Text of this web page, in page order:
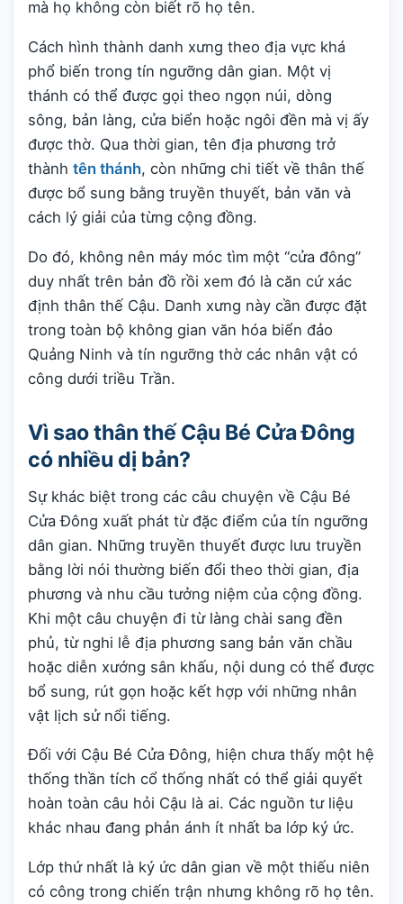
mà họ không còn biết rõ họ tên.
Cách hình thành danh xưng theo địa vực khá
phổ biến trong tín ngưỡng dân gian. Một vị
thánh có thể được gọi theo ngọn núi, dòng
sông, bản làng, cửa biển hoặc ngôi đền mà vị ấy
được thờ. Qua thời gian, tên địa phương trở
thành tên thánh, còn những chi tiết về thân thế
được bổ sung bằng truyền thuyết, bản văn và
cách lý giải của từng cộng đồng.
Do đó, không nên máy móc tìm một “cửa đông”
duy nhất trên bản đồ rồi xem đó là căn cứ xác
định thân thế Cậu. Danh xưng này cần được đặt
trong toàn bộ không gian văn hóa biển đảo
Quảng Ninh và tín ngưỡng thờ các nhân vật có
công dưới triều Trần.
Vì sao thân thế Cậu Bé Cửa Đông
có nhiều dị bản?
Sự khác biệt trong các câu chuyện về Cậu Bé
Cửa Đông xuất phát từ đặc điểm của tín ngưỡng
dân gian. Những truyền thuyết được lưu truyền
bằng lời nói thường biến đổi theo thời gian, địa
phương và nhu cầu tưởng niệm của cộng đồng.
Khi một câu chuyện đi từ làng chài sang đền
phủ, từ nghi lễ địa phương sang bản văn chầu
hoặc diễn xướng sân khấu, nội dung có thể được
bổ sung, rút gọn hoặc kết hợp với những nhân
vật lịch sử nổi tiếng.
Đối với Cậu Bé Cửa Đông, hiện chưa thấy một hệ
thống thần tích cổ thống nhất có thể giải quyết
hoàn toàn câu hỏi Cậu là ai. Các nguồn tư liệu
khác nhau đang phản ánh ít nhất ba lớp ký ức.
Lớp thứ nhất là ký ức dân gian về một thiếu niên
có công trong chiến trận nhưng không rõ họ tên.